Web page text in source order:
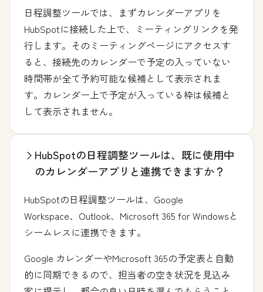
日程調整ツールでは、まずカレンダーアプリを
HubSpotに接続した上で、ミーティングリンクを発
行します。そのミーティングページにアクセスす
ると、接続先のカレンダーで予定の入っていない
時間帯が全て予約可能な候補として表示されま
す。カレンダー上で予定が入っている枠は候補と
して表示されません。
HubSpotの日程調整ツールは、既に使用中
のカレンダーアプリと連携できますか？
HubSpotの日程調整ツールは、Google
Workspace、Outlook、Microsoft 365 for Windowsと
シームレスに連携できます。
Google カレンダーやMicrosoft 365の予定表と自動
的に同期できるので、担当者の空き状況を見込み